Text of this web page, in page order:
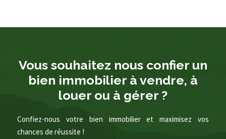
Vous souhaitez nous confier un
bien immobilier à vendre, à
louer ou à gérer ?
Confiez-nous votre bien immobilier et maximisez vos
chances de réussite !